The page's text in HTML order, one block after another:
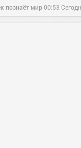
познаёт мир00:53